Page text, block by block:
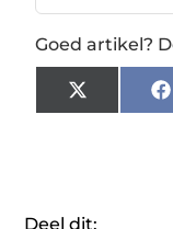
Goed artikel?
X
(Twitter)
Deel dit: